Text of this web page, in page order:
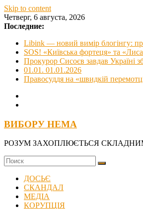
Skip to content
Четверг, 6 августа, 2026
Последние:
Libink — новий вимір блогінгу:
SOS! «Київська фортеця» та
Прокурор Сисоєв завдав Україні
01.01. 01.01.2026
Правосуддя на «швидкій
ВИБОРУ НЕМА
РОЗУМ ЗАХОПЛЮЄТЬСЯ
ДОСЬЄ
СКАНДАЛ
МЕДІА
КОРУПЦІЯ